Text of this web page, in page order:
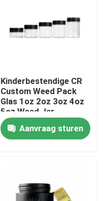
Kinderbestendige CR
Custom Weed Pack
Glas 1oz 2oz 3oz 4oz
5oz Weed Jar
Aanvraag sturen